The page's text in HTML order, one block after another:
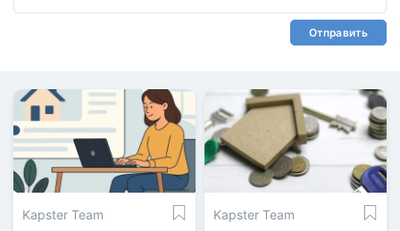
Отправить
Kapster Team
Kapster Team